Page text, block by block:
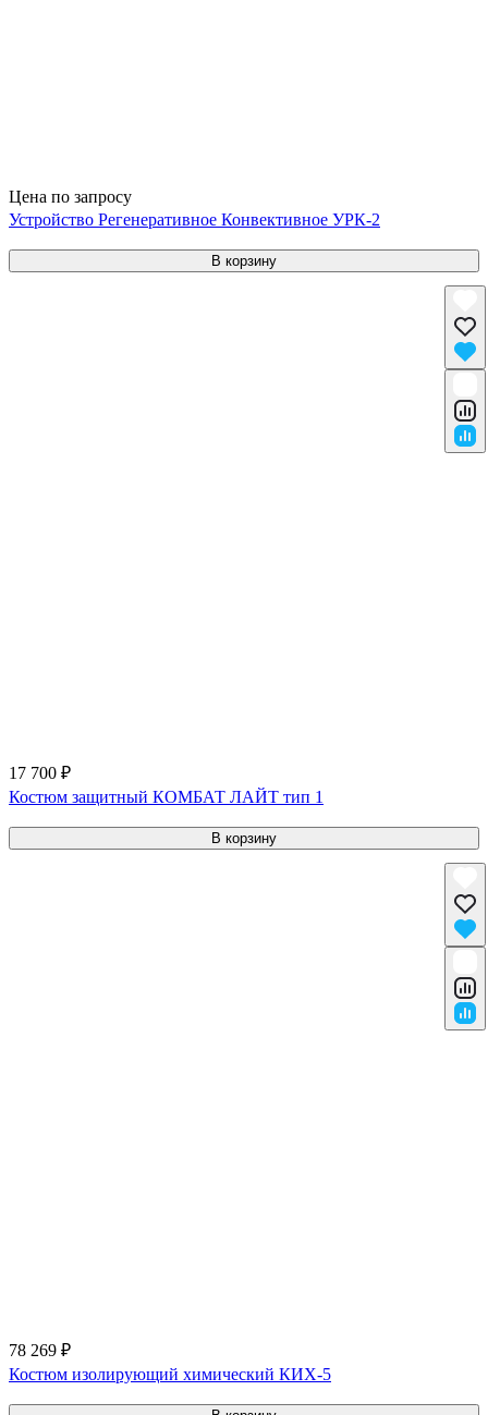
Цена по запросу
Устройство Регенеративное Конвективное УРК-2
В корзину
17 700 ₽
Костюм защитный КОМБАТ ЛАЙТ тип 1
В корзину
78 269 ₽
Костюм изолирующий химический КИХ-5